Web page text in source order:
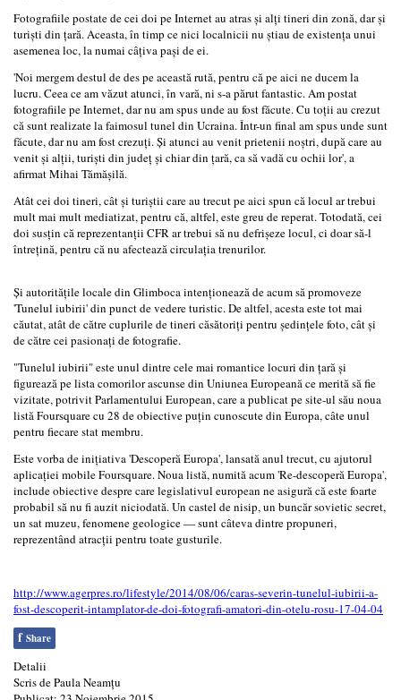
Fotografiile postate de cei doi pe Internet au atras și alți tineri din zonă, dar și
turiști din țară. Aceasta, în timp ce nici localnicii nu știau de existența unui
asemenea loc, la numai câțiva pași de ei.
'Noi mergem destul de des pe această rută, pentru că pe aici ne ducem la
lucru. Ceea ce am văzut atunci, în vară, ni s-a părut fantastic. Am postat
fotografiile pe Internet, dar nu am spus unde au fost făcute. Cu toții au crezut
că sunt realizate la faimosul tunel din Ucraina. Într-un final am spus unde sunt
făcute, dar nu am fost crezuți. Și atunci au venit prietenii noștri, după care au
venit și alții, turiști din județ și chiar din țară, ca să vadă cu ochii lor', a
afirmat Mihai Tămășilă.
Atât cei doi tineri, cât și turiștii care au trecut pe aici spun că locul ar trebui
mult mai mult mediatizat, pentru că, altfel, este greu de reperat. Totodată, cei
doi susțin că reprezentanții CFR ar trebui să nu defrișeze locul, ci doar să-l
întrețină, pentru că nu afectează circulația trenurilor.
Și autoritățile locale din Glimboca intenționează de acum să promoveze
'Tunelul iubirii' din punct de vedere turistic. De altfel, acesta este tot mai
căutat, atât de către cuplurile de tineri căsătoriți pentru ședințele foto, cât și
de către cei pasionați de fotografie.
"Tunelul iubirii" este unul dintre cele mai romantice locuri din țară și
figurează pe lista comorilor ascunse din Uniunea Europeană ce merită să fie
vizitate, potrivit Parlamentului European, care a publicat pe site-ul său noua
listă Foursquare cu 28 de obiective puțin cunoscute din Europa, câte unul
pentru fiecare stat membru.
Este vorba de inițiativa 'Descoperă Europa', lansată anul trecut, cu ajutorul
aplicației mobile Foursquare. Noua listă, numită acum 'Re-descoperă Europa',
include obiective despre care legislativul european ne asigură că este foarte
probabil să nu fi auzit niciodată. Un castel de nisip, un buncăr sovietic secret,
un sat muzeu, fenomene geologice — sunt câteva dintre propuneri,
reprezentând atracții pentru toate gusturile.
http://www.agerpres.ro/lifestyle/2014/08/06/caras-severin-tunelul-iubirii-a-
fost-descoperit-intamplator-de-doi-fotografi-amatori-din-otelu-rosu-17-04-04
f Share
Detalii
Scris dePaula Neamțu